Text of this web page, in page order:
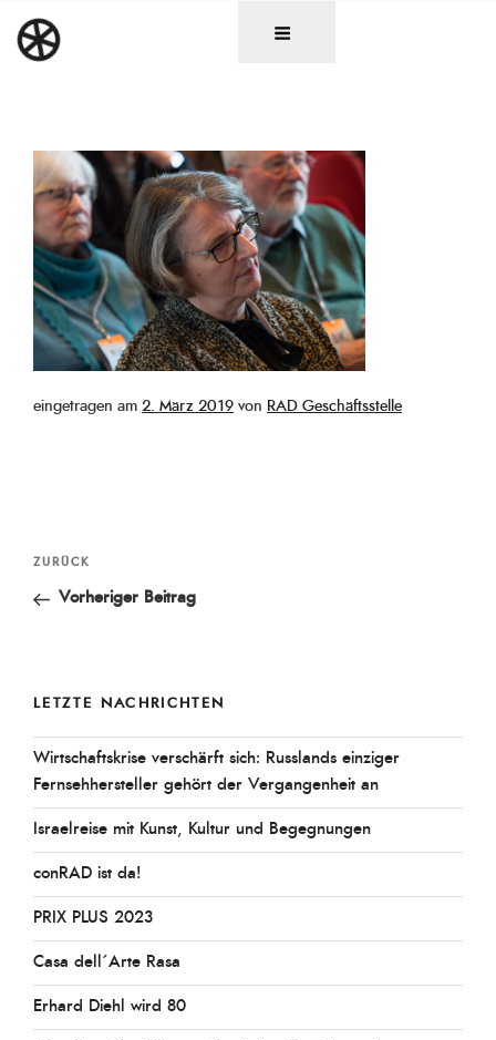
Inhalt
springen
eingetragen am Veröffentlicht
2. März 2019 von RAD Geschäftsstelle
Beitragsnavigation
Vorheriger
Beitrag
ZURÜCK
Vorheriger Beitrag
LETZTE NACHRICHTEN
Wirtschaftskrise verschärft sich: Russlands einziger
Fernsehhersteller gehört der Vergangenheit an
Israelreise mit Kunst, Kultur und Begegnungen
conRAD ist da!
PRIX PLUS 2023
Casa dell´Arte Rasa
Erhard Diehl wird 80